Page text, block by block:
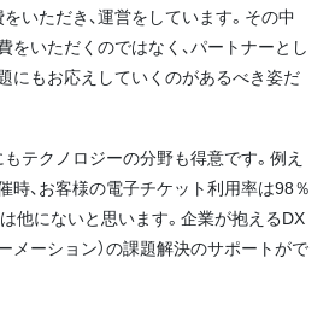
いただき、運営をしています。その中
をいただくのではなく、パートナーとし
にもお応えしていくのがあるべき姿だ
テクノロジーの分野も得意です。例え
時、お客様の電子チケット利用率は98％
他にないと思います。企業が抱えるDX
メーション）の課題解決のサポートがで